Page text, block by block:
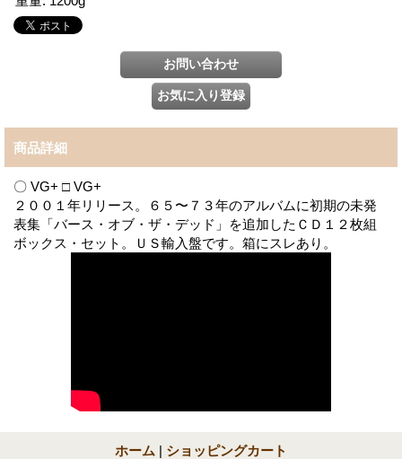
商品詳細
〇 VG+ □ VG+
２００１年リリース。６５〜７３年のアルバムに初期の未発
表集「バース・オブ・ザ・デッド」を追加したＣＤ１２枚組
ボックス・セット。ＵＳ輸入盤です。箱にスレあり。
ホーム | ショッピングカート